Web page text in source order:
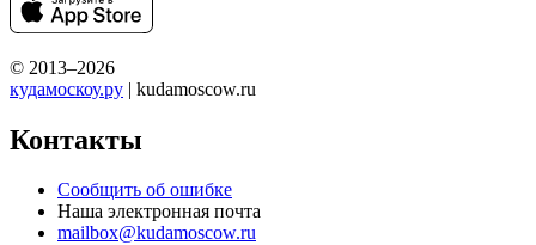
© 2013–2026
кудамоскоу.ру | kudamoscow.ru
Контакты
Сообщить об ошибке
Наша электронная почта
mailbox@kudamoscow.ru